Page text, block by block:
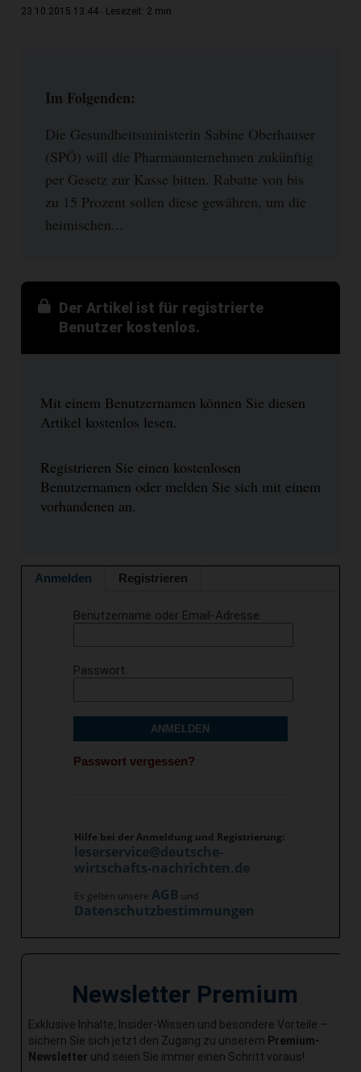
23.10.2015 13:44 Lesezeit: 2 min
Im Folgenden:
Die Gesundheitsministerin Sabine Oberhauser
(SPÖ) will die Pharmaunternehmen zukünftig
per Gesetz zur Kasse bitten. Rabatte von bis
zu 15 Prozent sollen diese gewähren, um die
heimischen...
Der Artikel ist für registrierte
Benutzer kostenlos.
Mit einem Benutzernamen können Sie diesen
Artikel kostenlos lesen.
Registrieren Sie einen kostenlosen
Benutzernamen oder melden Sie sich mit einem
vorhandenen an.
Anmelden Registrieren
Benutzername oder Email-Adresse
Passwort
ANMELDEN
Passwort vergessen?
Hilfe bei der Anmeldung und Registrierung:
leserservice@deutsche-
wirtschafts-nachrichten.de
Es gelten unsere AGB und
Datenschutzbestimmungen
Newsletter Premium
Exklusive Inhalte, Insider-Wissen und besondere Vorteile –
sichern Sie sich jetzt den Zugang zu unserem Premium-
Newsletter und seien Sie immer einen Schritt voraus!